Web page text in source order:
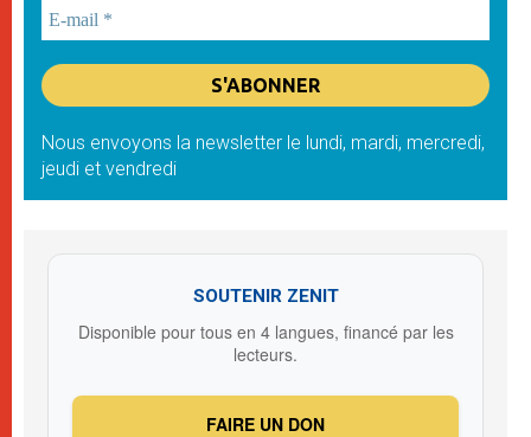
Nous envoyons la newsletter le lundi, mardi, mercredi,
jeudi et vendredi
SOUTENIR ZENIT
Disponible pour tous en 4 langues, financé par les
lecteurs.
FAIRE UN DON